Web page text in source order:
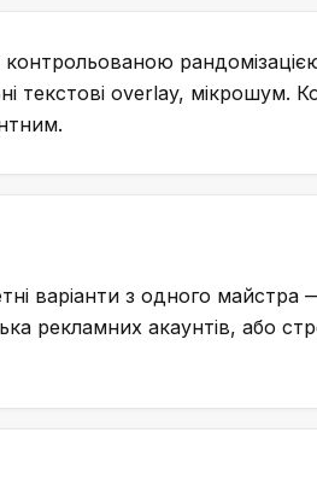
текстові overlay, мікрошум.
варіанти з одного
рекламних акаунтів, або